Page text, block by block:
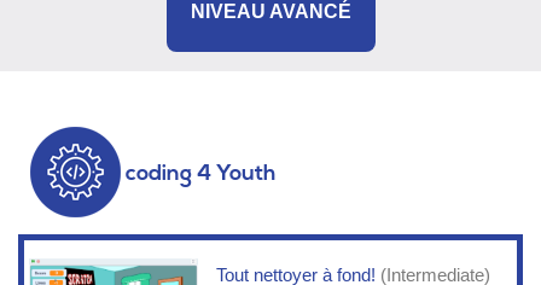
NIVEAU AVANCÉ
coding 4 Youth
Tout nettoyer à fond! (Intermediate)